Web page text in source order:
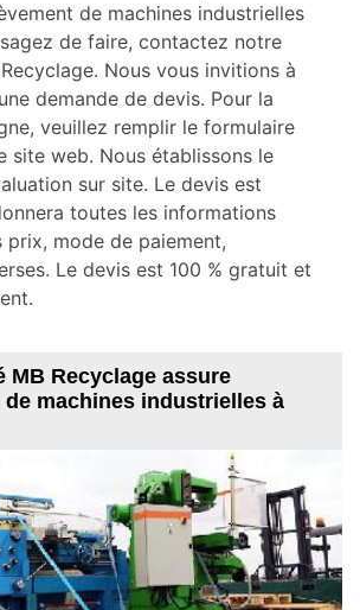
de machines industrielles
de faire, contactez notre
Nous vous invitions à
demande de devis. Pour la
veuillez remplir le formulaire
site web. Nous établissons le
sur site. Le devis est
toutes les informations
prix, mode de paiement,
Le devis est 100 % gratuit et
MB Recyclage assure
de machines industrielles à